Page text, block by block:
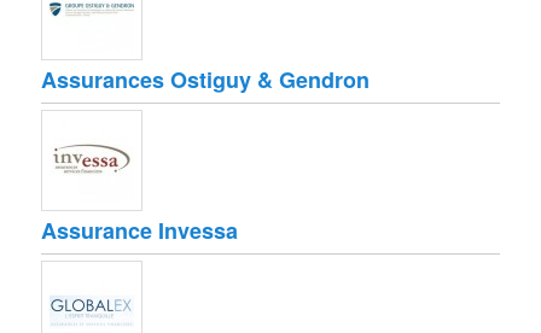
Assurances Ostiguy & Gendron
Assurance Invessa